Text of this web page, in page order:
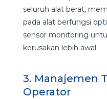
seluruh alat berat,
pada alat berfungsi
sensor monitoring
kerusakan lebih awal.
3. Manajemen
Operator